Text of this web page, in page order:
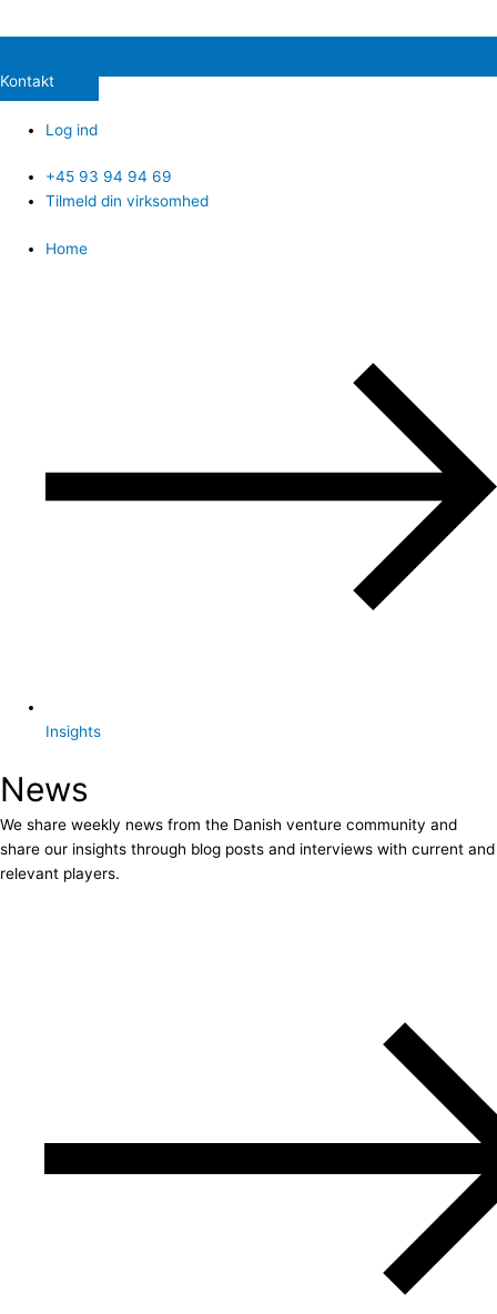
Kontakt
Log ind
+45 93 94 94 69
Tilmeld din virksomhed
Home
Insights
News
We share weekly news from the Danish venture community and
share our insights through blog posts and interviews with current and
relevant players.